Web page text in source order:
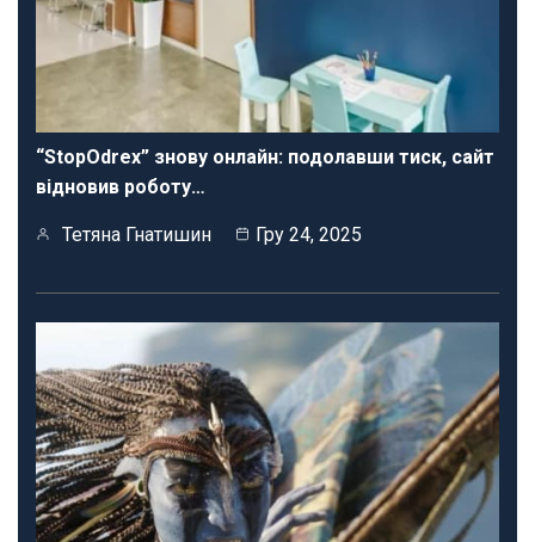
“StopOdrex” знову онлайн: подолавши тиск, сайт
відновив роботу…
Тетяна Гнатишин Гру 24, 2025